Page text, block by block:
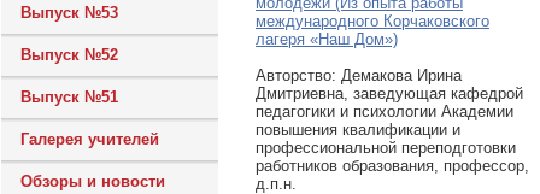
Выпуск №53
Выпуск №52
Выпуск №51
Галерея учителей
Обзоры и новости
международного Корчаковского
лагеря «Наш Дом»)
Авторcтво: Демакова Ирина
Дмитриевна, заведующая кафедрой
педагогики и психологии Академии
повышения квалификации и
профессиональной переподготовки
работников образования, профессор,
д.п.н.